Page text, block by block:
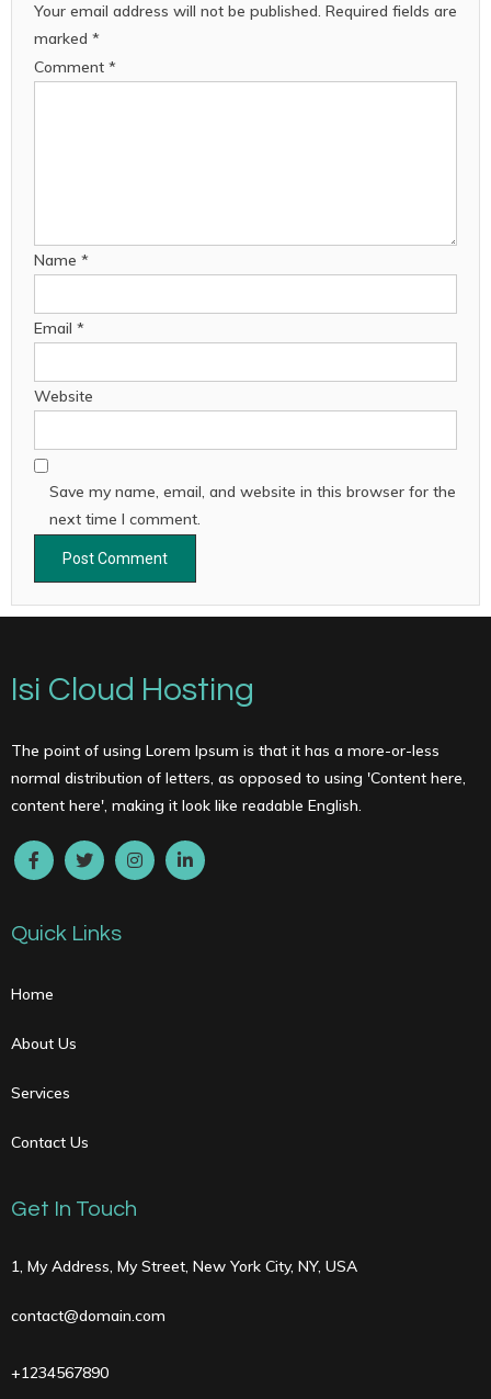
Your email address will not be published. Required fields are
marked *
Comment *
Name *
Email *
Website
Save my name, email, and website in this browser for the
next time I comment.
Isi Cloud Hosting
The point of using Lorem Ipsum is that it has a more-or-less
normal distribution of letters, as opposed to using 'Content here,
content here', making it look like readable English.
Quick Links
Home
About Us
Services
Contact Us
Get In Touch
1, My Address, My Street, New York City, NY, USA
contact@domain.com
+1234567890